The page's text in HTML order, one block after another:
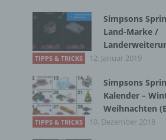
Simpsons
Land-Marke /
TIPPS & TRICKS 12. Januar 2019
Simpsons
Kalender –
Weihnachten
TIPPS & TRICKS 10. Dezember 2018